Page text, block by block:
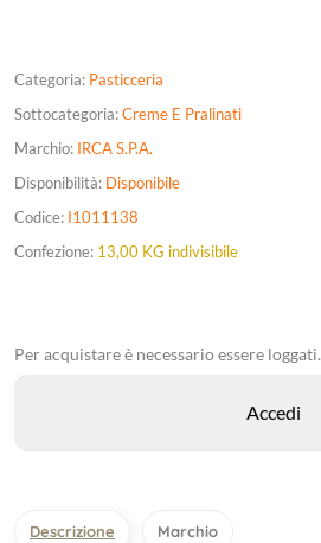
Categoria: Pasticceria
Sottocategoria:Creme E Pralinati
Marchio: IRCA S.P.A.
Disponibilità: Disponibile
Codice: I1011138
Confezione: 13,00 KG indivisibile
Per acquistare è necessario essere loggati.
Descrizione Marchio